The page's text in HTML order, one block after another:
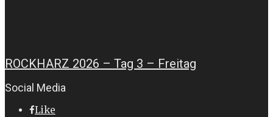
ROCKHARZ 2026 – Tag 3 – Freitag
Social Media
Like